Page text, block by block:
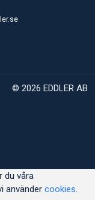
© 2026 EDDLER AB
du våra
använder cookies.